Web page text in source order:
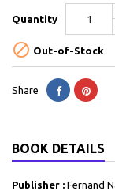
Quantity
 Out-of-Stock
Share
BOOK DETAILS
Publisher : Fernand